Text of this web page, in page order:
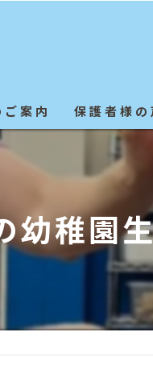
案内 保護者様の
幼稚園